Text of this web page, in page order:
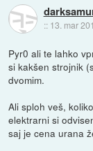
:: 13. mar
Pyr0 ali te lahko
si kakšen strojnik
dvomim.
Ali sploh veš,
elektrarni si
saj je cena urana